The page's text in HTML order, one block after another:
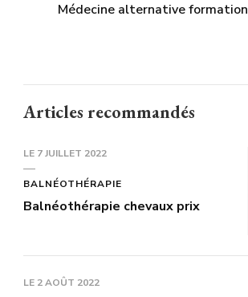
Médecine alternative formation
Articles recommandés
LE 7 JUILLET 2022
BALNÉOTHÉRAPIE
Balnéothérapie chevaux prix
LE 2 AOÛT 2022